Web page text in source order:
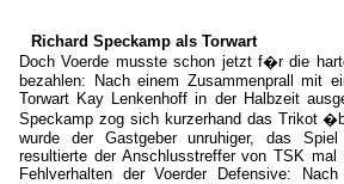
Richard Speckamp als Torwart
Doch Voerde musste schon jetzt f�r die
bezahlen: Nach einem Zusammenprall mit
Torwart Kay Lenkenhoff in der Halbzeit
Speckamp zog sich kurzerhand das Trikot
wurde der Gastgeber unruhiger, das
resultierte der Anschlusstreffer von TSK
Fehlverhalten der Voerder Defensive: